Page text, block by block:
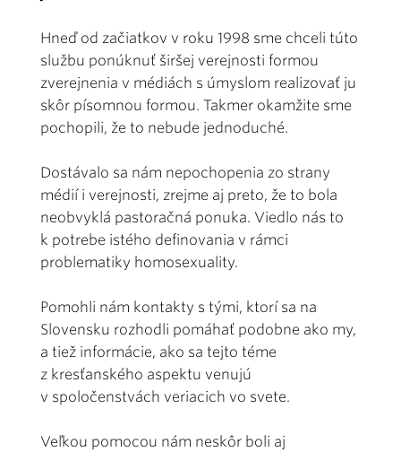
Hneď od začiatkov v roku 1998 sme chceli túto
službu ponúknuť širšej verejnosti formou
zverejnenia v médiách s úmyslom realizovať ju
skôr písomnou formou. Takmer okamžite sme
pochopili, že to nebude jednoduché.
Dostávalo sa nám nepochopenia zo strany
médií i verejnosti, zrejme aj preto, že to bola
neobvyklá pastoračná ponuka. Viedlo nás to
k potrebe istého definovania v rámci
problematiky homosexuality.
Pomohli nám kontakty s tými, ktorí sa na
Slovensku rozhodli pomáhať podobne ako my,
a tiež informácie, ako sa tejto téme
z kresťanského aspektu venujú
v spoločenstvách veriacich vo svete.
Veľkou pomocou nám neskôr boli aj